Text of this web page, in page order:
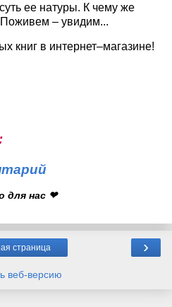
ее натуры. К чему же
– увидим...
книг в интернет–магазине!
для нас ❤
›
страница
веб-версию